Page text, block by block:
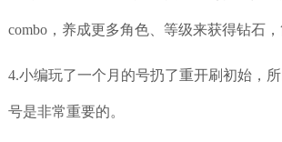
combo，养成更多角色、等级来获得钻石，
4.小编玩了一个月的号扔了重开刷初始，
号是非常重要的。